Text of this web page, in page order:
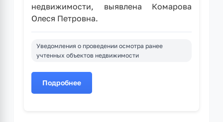
недвижимости, выявлена Комарова
Олеся Петровна.
Уведомления о проведении осмотра ранее
учтенных объектов недвижимости
Подробнее
о